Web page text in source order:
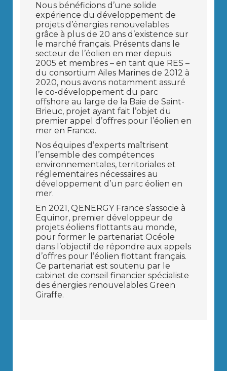
Nous bénéficions d’une solide
expérience du développement de
projets d’énergies renouvelables
grâce à plus de 20 ans d’existence sur
le marché français. Présents dans le
secteur de l’éolien en mer depuis
2005 et membres – en tant que RES –
du consortium Ailes Marines de 2012 à
2020, nous avons notamment assuré
le co-développement du parc
offshore au large de la Baie de Saint-
Brieuc, projet ayant fait l’objet du
premier appel d’offres pour l’éolien en
mer en France.
Nos équipes d’experts maîtrisent
l’ensemble des compétences
environnementales, territoriales et
réglementaires nécessaires au
développement d’un parc éolien en
mer.
En 2021, Q ENERGY France s’associe à
Equinor, premier développeur de
projets éoliens flottants au monde,
pour former le partenariat Océole
dans l’objectif de répondre aux appels
d’offres pour l’éolien flottant français.
Ce partenariat est soutenu par le
cabinet de conseil financier spécialiste
des énergies renouvelables Green
Giraffe.